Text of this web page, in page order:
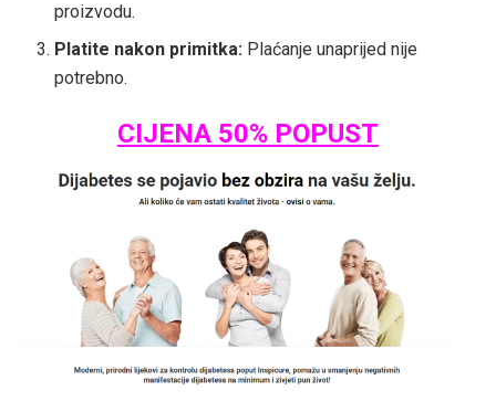
proizvodu.
Platite nakon primitka: Plaćanje unaprijed nije
potrebno.
CIJENA 50% POPUST